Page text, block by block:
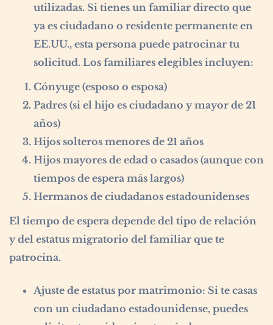
utilizadas. Si tienes un familiar directo que
ya es ciudadano o residente permanente en
EE.UU., esta persona puede patrocinar tu
solicitud. Los familiares elegibles incluyen:
Cónyuge (esposo o esposa)
Padres (si el hijo es ciudadano y mayor de 21
años)
Hijos solteros menores de 21 años
Hijos mayores de edad o casados (aunque con
tiempos de espera más largos)
Hermanos de ciudadanos estadounidenses
El tiempo de espera depende del tipo de relación
y del estatus migratorio del familiar que te
patrocina.
Ajuste de estatus por matrimonio: Si te casas
con un ciudadano estadounidense, puedes